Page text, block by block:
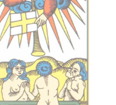
l’appel intérieur. Le
Jugement peut
indiquer une
période de
réflexion et de
renaissance
personnelle.